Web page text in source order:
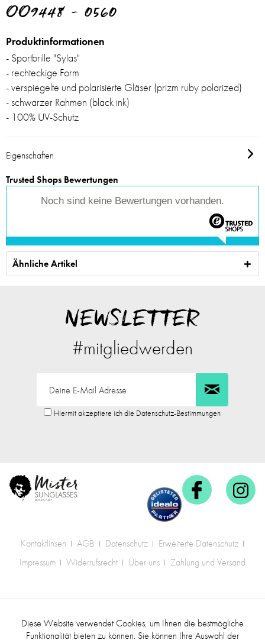
OO9448 - 0560
Produktinformationen
- Sportbrille "Sylas"
- rechteckige Form
- verspiegelte und polarisierte Gläser (prizm ruby polarized)
- schwarzer Rahmen (black ink)
- 100% UV-Schutz
Eigenschaften
Trusted Shops Bewertungen
Noch sind keine Bewertungen vorhanden.
Ähnliche Artikel
NEWSLETTER
#mitgliedwerden
Hiermit akzeptiere ich die Datenschutz-Bestimmungen
Kontaktlinsen AGB Datenschutz
Erweiterte Datenschutz
Impressum
Widerrufsrecht Über uns Zahlung und Versand
Versandkosten.
Funktionale Aktiv
Diese Website verwendet Cookies, um Ihnen die bestmögliche
Funktionalität bieten zu können. Sie können Ihre Auswahl der